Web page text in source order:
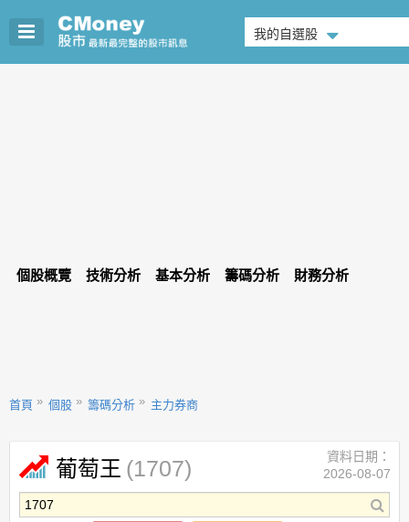
我的自選股
個股概覽 技術分析 基本分析 籌碼分析 財務分析
首頁 個股 籌碼分析 主力券商
葡萄王 (1707)
資料日期：
2026-08-07